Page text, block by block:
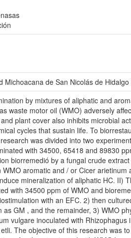
Michoacana de San Nicolás de Hidalgo
by mixtures of aliphatic and
waste motor oil (WMO) adversely
plant cover also inhibits microbial
cycles that sustain life. To
was divided into two
with 34500, 65418 and 89830
biorremedió by a fungal crude
WMO aromatic and / or Cicer arietinum
mineralization of aliphatic HC. II)
with 34500 ppm of WMO and
with an EFC. 2) then
as GM , and the remainder, 3) WMO
vulgare inoculated with Rhizophagus
The objective of this research was